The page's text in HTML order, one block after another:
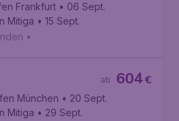
Frankfurt • 06 Sept.
Mitiga • 15 Sept.
•
€
604
ab
München • 20 Sept.
Mitiga • 29 Sept.